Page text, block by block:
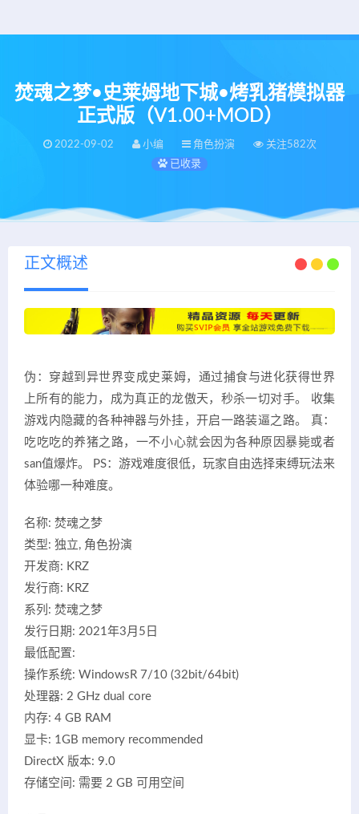
焚魂之梦•史莱姆地下城•烤乳猪模拟器
正式版（V1.00+MOD）
2022-09-02 小编 角色扮演
关注582次
已收录
正文概述
伪：穿越到异世界变成史莱姆，通过捕食与进化获得世界
上所有的能力，成为真正的龙傲天，秒杀一切对手。 收集
游戏内隐藏的各种神器与外挂，开启一路装逼之路。 真：
吃吃吃的养猪之路，一不小心就会因为各种原因暴毙或者
san值爆炸。 PS：游戏难度很低，玩家自由选择束缚玩法来
体验哪一种难度。
名称: 焚魂之梦
类型: 独立, 角色扮演
开发商: KRZ
发行商: KRZ
系列: 焚魂之梦
发行日期: 2021年3月5日
最低配置:
操作系统: WindowsR 7/10 (32bit/64bit)
处理器: 2 GHz dual core
内存: 4 GB RAM
显卡: 1GB memory recommended
DirectX 版本: 9.0
存储空间: 需要 2 GB 可用空间